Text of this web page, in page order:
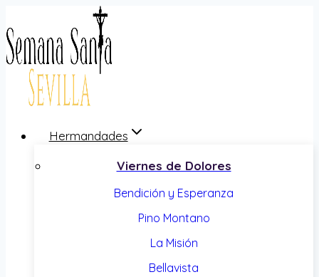
al
contenido
Hermandades
Viernes de Dolores
Bendición y Esperanza
Pino Montano
La Misión
Bellavista